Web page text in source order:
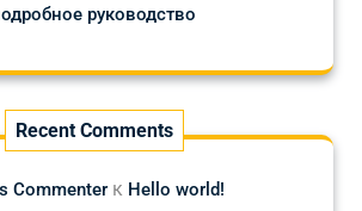
руководство
Recent Comments
Commenter к Hello world!